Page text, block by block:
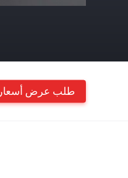
طلب عرض أسعار